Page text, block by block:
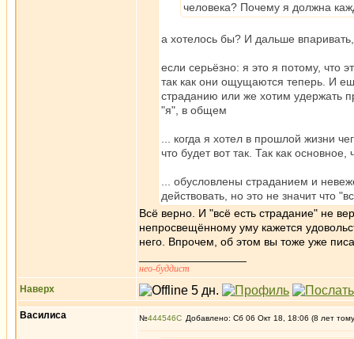
человека? Почему я должна
а хотелось бы? И дальше
если серьёзно: я это я потому, что
так как они ощущаются теперь. И
страданию или же хотим удержать
"я", в общем
... когда я хотел в прошлой жизни
что будет вот так. Так как
... обусловлены страданием и
действовать, но это не значит что
Всё верно. И "всё есть страдание" не
непросвещённому уму кажется
него. Впрочем, об этом вы тоже уже
нео-буддист
Наверх
Василиса №444546 Добавлено: Сб 06 Окт 18, 18:06 (8 лет